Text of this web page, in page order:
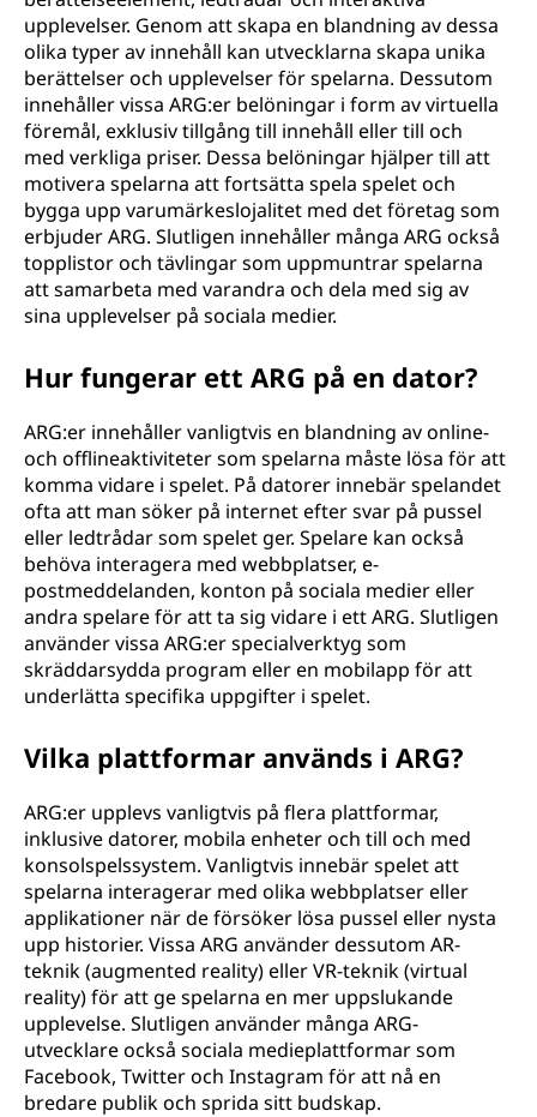
upplevelser. Genom att skapa en blandning av dessa
olika typer av innehåll kan utvecklarna skapa unika
berättelser och upplevelser för spelarna. Dessutom
innehåller vissa ARG:er belöningar i form av virtuella
föremål, exklusiv tillgång till innehåll eller till och
med verkliga priser. Dessa belöningar hjälper till att
motivera spelarna att fortsätta spela spelet och
bygga upp varumärkeslojalitet med det företag som
erbjuder ARG. Slutligen innehåller många ARG också
topplistor och tävlingar som uppmuntrar spelarna
att samarbeta med varandra och dela med sig av
sina upplevelser på sociala medier.
Hur fungerar ett ARG på en dator?
ARG:er innehåller vanligtvis en blandning av online-
och offlineaktiviteter som spelarna måste lösa för att
komma vidare i spelet. På datorer innebär spelandet
ofta att man söker på internet efter svar på pussel
eller ledtrådar som spelet ger. Spelare kan också
behöva interagera med webbplatser, e-
postmeddelanden, konton på sociala medier eller
andra spelare för att ta sig vidare i ett ARG. Slutligen
använder vissa ARG:er specialverktyg som
skräddarsydda program eller en mobilapp för att
underlätta specifika uppgifter i spelet.
Vilka plattformar används i ARG?
ARG:er upplevs vanligtvis på flera plattformar,
inklusive datorer, mobila enheter och till och med
konsolspelssystem. Vanligtvis innebär spelet att
spelarna interagerar med olika webbplatser eller
applikationer när de försöker lösa pussel eller nysta
upp historier. Vissa ARG använder dessutom AR-
teknik (augmented reality) eller VR-teknik (virtual
reality) för att ge spelarna en mer uppslukande
upplevelse. Slutligen använder många ARG-
utvecklare också sociala medieplattformar som
Facebook, Twitter och Instagram för att nå en
bredare publik och sprida sitt budskap.